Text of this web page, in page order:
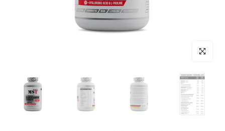
klicken